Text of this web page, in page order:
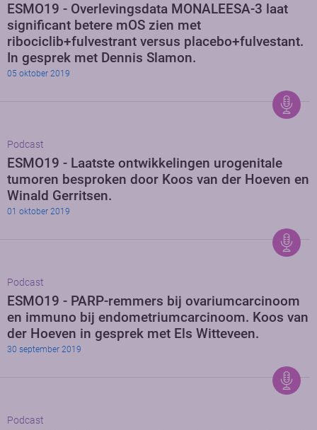
ESMO19 - Overlevingsdata MONALEESA-3 laat
significant betere mOS zien met
ribociclib+fulvestrant versus placebo+fulvestant.
In gesprek met Dennis Slamon.
05 oktober 2019
Podcast
ESMO19 - Laatste ontwikkelingen urogenitale
tumoren besproken door Koos van der Hoeven en
Winald Gerritsen.
01 oktober 2019
Podcast
ESMO19 - PARP-remmers bij ovariumcarcinoom
en immuno bij endometriumcarcinoom. Koos van
der Hoeven in gesprek met Els Witteveen.
30 september 2019
Podcast